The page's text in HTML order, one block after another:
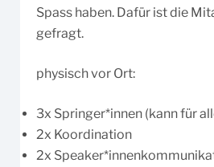
Spass haben. Dafür ist die
gefragt.
physisch vor Ort:
3x Springer*innen (kann für
2x Koordination
2x